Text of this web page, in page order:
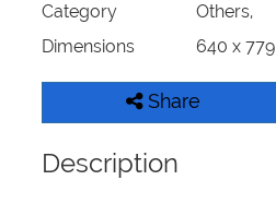
Category
Others,
Dimensions
640 x 779
Share
Description